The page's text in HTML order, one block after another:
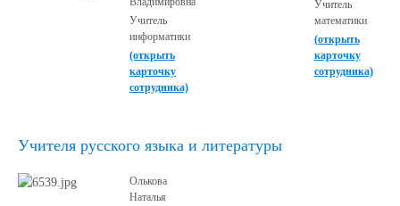
Учитель
информатики
(открыть
карточку
сотрудника)
Учитель
математики
(открыть
карточку
сотрудника)
Учителя русского языка и литературы
Олькова
Наталья